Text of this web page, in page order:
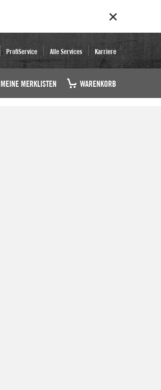
ProfiService Alle Services Karriere
MEINE MERKLISTEN WARENKORB